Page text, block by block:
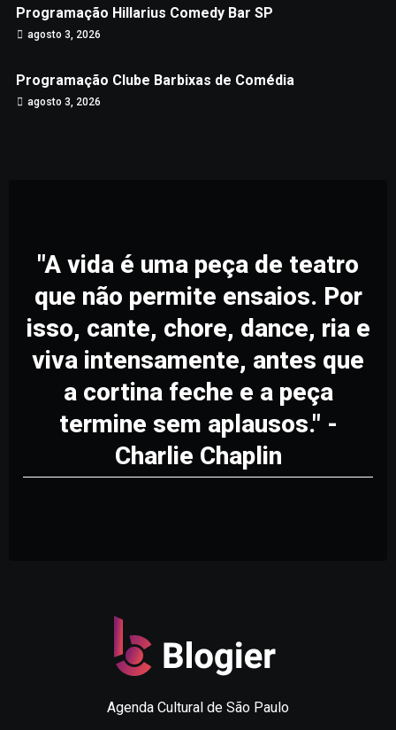
Programação Hillarius Comedy Bar SP
agosto 3, 2026
Programação Clube Barbixas de Comédia
agosto 3, 2026
"A vida é uma peça de teatro
que não permite ensaios. Por
isso, cante, chore, dance, ria e
viva intensamente, antes que
a cortina feche e a peça
termine sem aplausos." -
Charlie Chaplin
Agenda Cultural de São Paulo